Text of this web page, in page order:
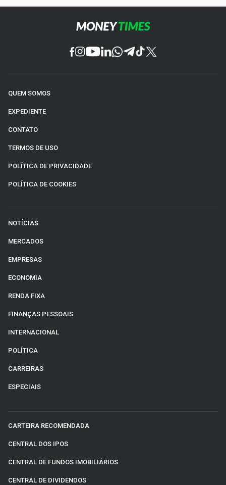
QUEM SOMOS
EXPEDIENTE
CONTATO
TERMOS DE USO
POLÍTICA DE PRIVACIDADE
POLÍTICA DE COOKIES
NOTÍCIAS
MERCADOS
EMPRESAS
ECONOMIA
RENDA FIXA
FINANÇAS PESSOAIS
INTERNACIONAL
POLÍTICA
CARREIRAS
ESPECIAIS
CARTEIRA RECOMENDADA
CENTRAL DOS IPOS
CENTRAL DE FUNDOS IMOBILIÁRIOS
CENTRAL DE DIVIDENDOS